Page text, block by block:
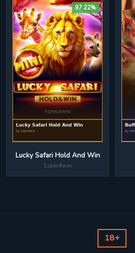
97.22%
Lucky Safari Hold And Win
1spin4win
18+